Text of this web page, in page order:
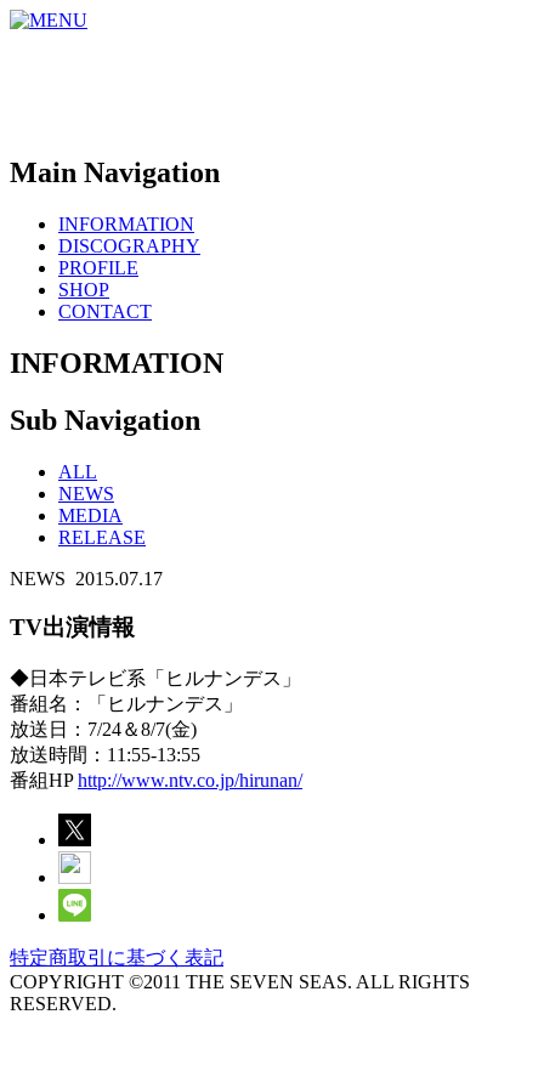
Main Navigation
INFORMATION
DISCOGRAPHY
PROFILE
SHOP
CONTACT
INFORMATION
Sub Navigation
ALL
NEWS
MEDIA
RELEASE
NEWS 2015.07.17
TV出演情報
◆日本テレビ系「ヒルナンデス」
番組名：「ヒルナンデス」
放送日：7/24＆8/7(金)
放送時間：11:55-13:55
番組HPhttp://www.ntv.co.jp/hirunan/
特定商取引に基づく表記
COPYRIGHT ©2011 THE SEVEN SEAS. ALL RIGHTS
RESERVED.